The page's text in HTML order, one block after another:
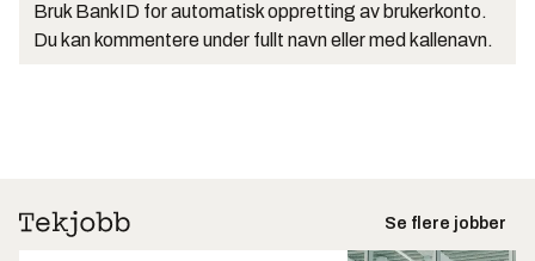
Bruk BankID for automatisk oppretting av brukerkonto.
Du kan kommentere under fullt navn eller med kallenavn.
Se flere jobber